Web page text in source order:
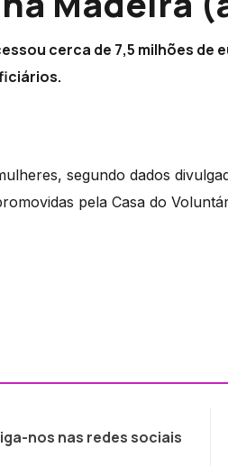
cerca de 7,5 milhões de
segundo dados
pela Casa do
nos nas redes sociais